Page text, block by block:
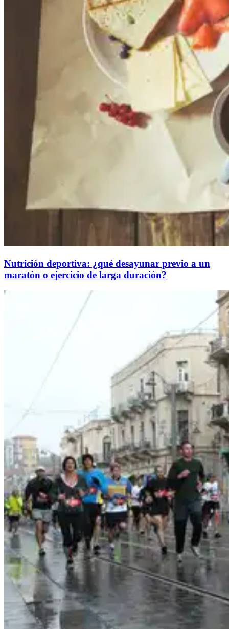
Nutrición deportiva: ¿qué desayunar previo a un
maratón o ejercicio de larga duración?